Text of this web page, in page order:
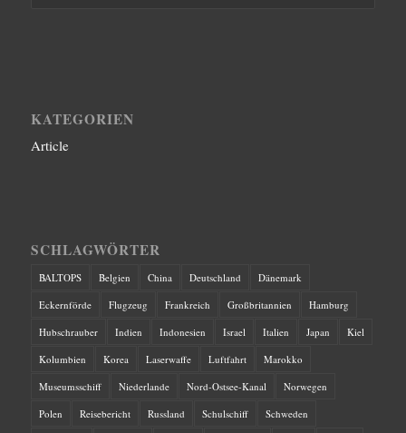
KATEGORIEN
Article
SCHLAGWÖRTER
BALTOPS Belgien China Deutschland
Dänemark
Eckernförde
Flugzeug Frankreich Großbritannien
Hamburg
Hubschrauber
Indien Indonesien Israel Italien Japan
Kiel
Kolumbien
Korea Laserwaffe Luftfahrt
Marokko
Museumsschiff
Niederlande Nord-Ostsee-Kanal
Norwegen
Polen
Reisebericht Russland Schulschiff Schweden